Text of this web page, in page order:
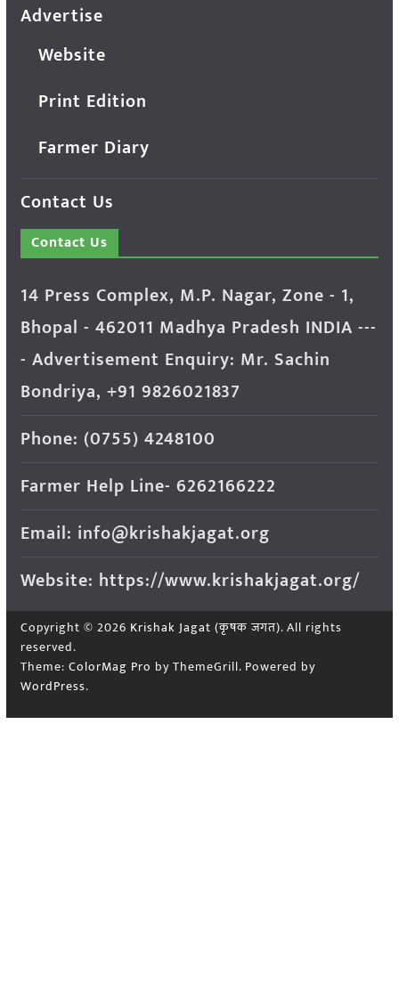
Advertise
Website
Print Edition
Farmer Diary
Contact Us
Contact Us
14 Press Complex, M.P. Nagar, Zone - 1,
Bhopal - 462011 Madhya Pradesh INDIA ---
- Advertisement Enquiry: Mr. Sachin
Bondriya, +91 9826021837
Phone: (0755) 4248100
Farmer Help Line- 6262166222
Email: info@krishakjagat.org
Website: https://www.krishakjagat.org/
Copyright © 2026 Krishak Jagat (कृषक जगत). All rights
reserved.
Theme: ColorMag Pro by ThemeGrill. Powered by
WordPress.